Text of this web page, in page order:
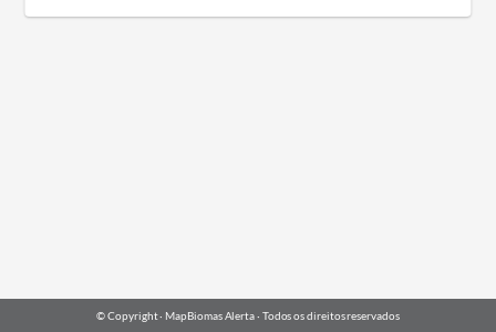
© Copyright · MapBiomas Alerta · Todos os direitos reservados